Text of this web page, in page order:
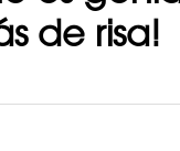
de risa!